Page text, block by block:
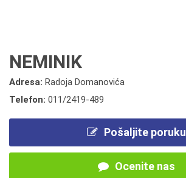
NEMINIK
Adresa: Radoja Domanovića
Telefon: 011/2419-489
Pošaljite poruku
Ocenite nas